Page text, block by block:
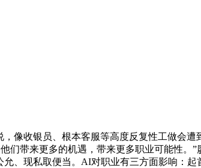
收银员、根本客服等高度反复性工做会遭
带来更多的机遇，带来更多职业可能性。”
、现私取便当。AI对职业有三方面影响：